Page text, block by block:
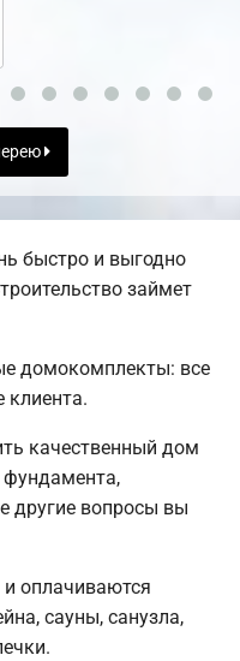
быстро и выгодно
займет
домокомплекты: все
клиента.
качественный дом
фундамента,
другие вопросы вы
оплачиваются
сауны, санузла,